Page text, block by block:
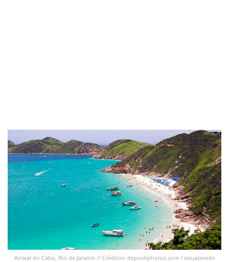
Arraial do Cabo, Rio de Janeiro // Créditos: depositphotos.com / eduazeredo